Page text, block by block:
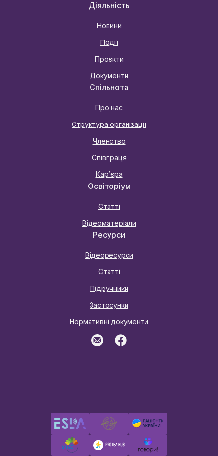
Діяльність
Новини
Події
Проєкти
Документи
Спільнота
Про нас
Структура організації
Членство
Співпраця
Карʼєра
Освіторіум
Статті
Відеоматеріали
Ресурси
Відеоресурси
Статті
Підручники
Застосунки
Нормативні документи